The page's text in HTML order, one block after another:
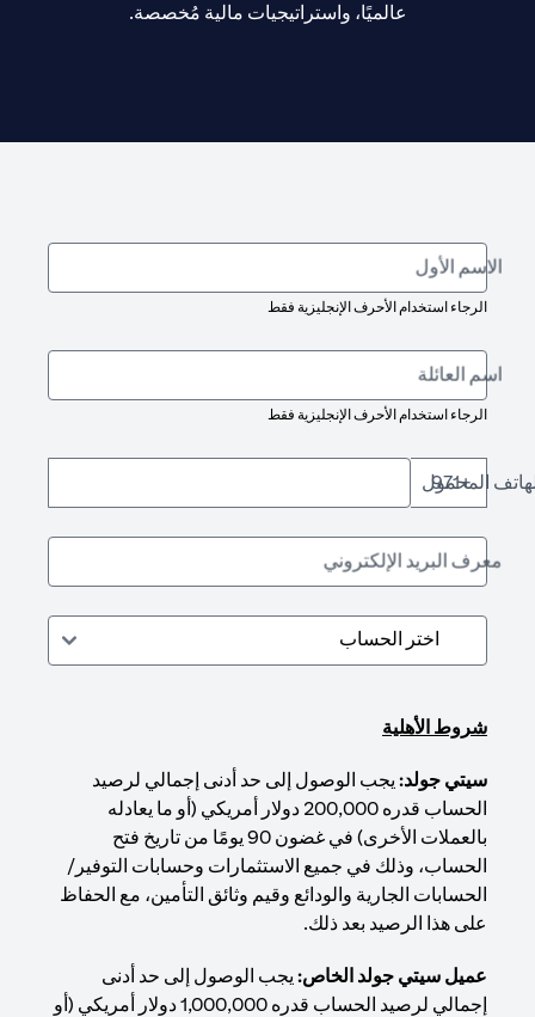
عالميًا، واستراتيجيات مالية مُخصصة.
الرجاء استخدام الأحرف الإنجليزية فقط
الاسم الأول
الرجاء استخدام الأحرف الإنجليزية فقط
اسم العائلة
+971
المحمول
معرف البريد الإلكتروني
شروط الأهلية
سيتي جولد: يجب الوصول إلى حد أدنى إجمالي لرصيد
الحساب قدره 200,000 دولار أمريكي (أو ما يعادله
بالعملات الأخرى) في غضون 90 يومًا من تاريخ فتح
الحساب، وذلك في جميع الاستثمارات وحسابات التوفير/
الحسابات الجارية والودائع وقيم وثائق التأمين، مع الحفاظ
على هذا الرصيد بعد ذلك.
عميل سيتي جولد الخاص: يجب الوصول إلى حد أدنى
إجمالي لرصيد الحساب قدره 1,000,000 دولار أمريكي (أو